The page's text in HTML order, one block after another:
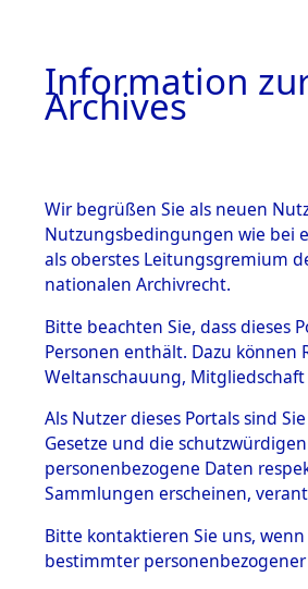
BESTÄNDE
1.
Inhaftierungsdoku
mente
1.2.9 Beim ITS
Effekten
1.2.9.1
Effekten aus
dem KZ
Dachau
1.2.9.2
Effekten aus
dem KZ
Information
Archives
Wir begrüßen Sie als neuen
Nutzungsbedingungen wie bei
als oberstes Leitungsgremium
nationalen Archivrecht.
Bitte beachten Sie, dass dieses
Personen enthält. Dazu
Weltanschauung,
Als Nutzer dieses Portals sind
Gesetze und die
personenbezogene Daten
Sammlungen erscheinen,
Bitte kontaktieren Sie uns,
bestimmter